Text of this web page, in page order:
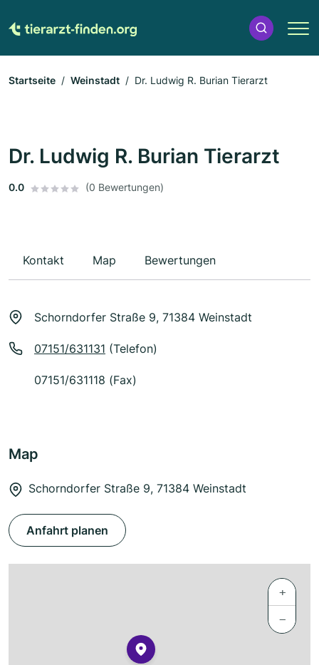
Startseite Weinstadt Dr. Ludwig R. Burian Tierarzt
Dr. Ludwig R. Burian Tierarzt
0.0 (0 Bewertungen)
Kontakt Map Bewertungen
Schorndorfer Straße 9, 71384 Weinstadt
07151/631131 (Telefon)
07151/631118 (Fax)
Map
Schorndorfer Straße 9, 71384 Weinstadt
Anfahrt planen
+
−